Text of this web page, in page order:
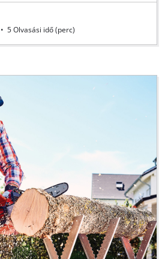
• 5 Olvasási idő (perc)